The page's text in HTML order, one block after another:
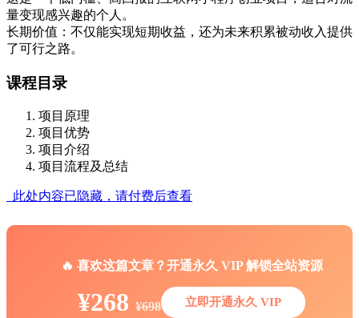
量变现感兴趣的个人。
长期价值：不仅能实现短期收益，还为未来积累被动收入提供
了可行之路。
课程目录
项目原理
项目优势
项目介绍
项目流程及总结
此处内容已隐藏，请付费后查看
🔥 喜欢这篇文章？开通永久 VIP 解锁全站资源
¥268 ¥698 立即开通永久 VIP